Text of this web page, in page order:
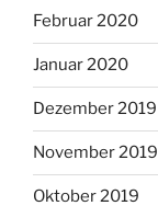
Februar 2020
Januar 2020
Dezember 2019
November 2019
Oktober 2019